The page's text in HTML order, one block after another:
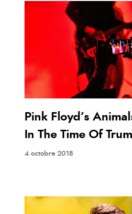
Pink Floyd’s
In The Time Of
4 octobre 2018